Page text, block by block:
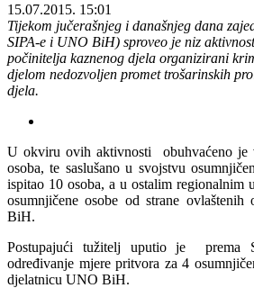
15.07.2015. 15:01
Tijekom jučerašnjeg i današnjeg dana
SIPA-e i UNO BiH) sproveo je niz
počinitelja kaznenog djela organizirani
djelom nedozvoljen promet trošarinskih
djela.
U okviru ovih aktivnosti obuhvaćeno je
osoba, te saslušano u svojstvu
ispitao 10 osoba, a u ostalim regionalnim
osumnjičene osobe od strane
BiH.
Postupajući tužitelj uputio je prema
određivanje mjere pritvora za 4
djelatnicu UNO BiH.